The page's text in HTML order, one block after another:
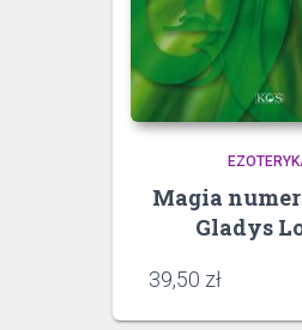
Magia
Gladys
39,50 zł